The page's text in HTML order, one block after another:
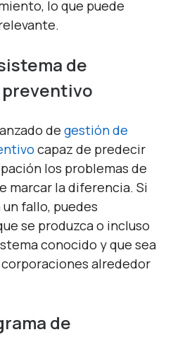
lo que puede
de
de gestión de
capaz de predecir
los problemas de
marcar la diferencia. Si
fallo, puedes
se produzca o incluso
conocido y que sea
alrededor
de